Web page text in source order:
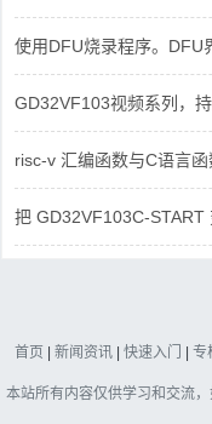
使用DFU烧录程序。DFU
GD32VF103视频系列，持
risc-v 汇编函数与C语言函
把 GD32VF103C-START
首页 | 新闻资讯 | 快速入门 | 专
本站所有内容仅供学习和交流